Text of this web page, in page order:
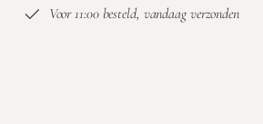
Voor 11:00 besteld, vandaag verzonden